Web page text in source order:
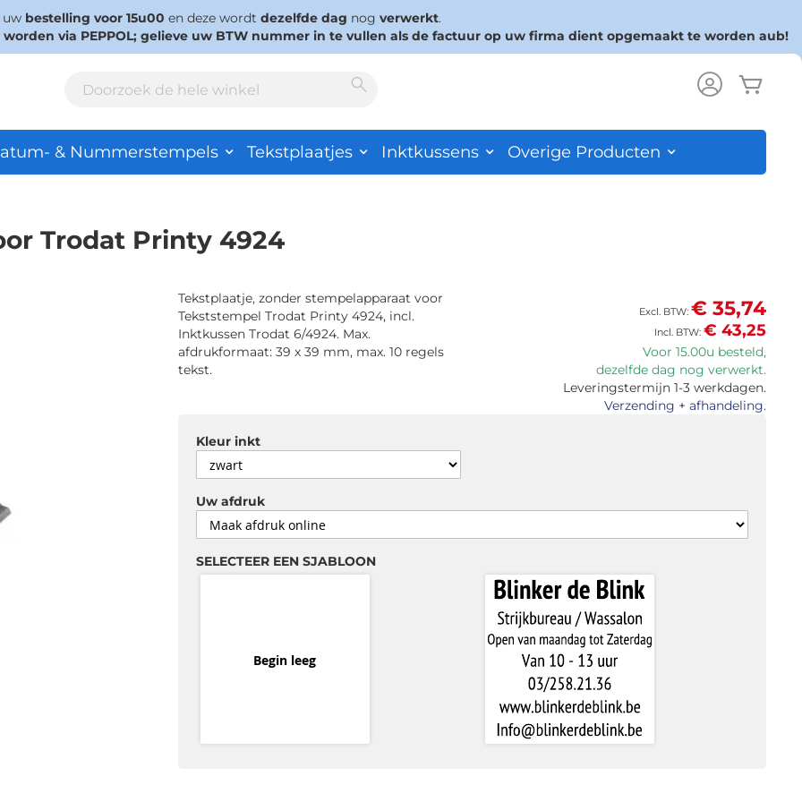
uw bestelling voor 15u00 en deze wordt dezelfde dag nog verwerkt.
via PEPPOL; gelieve uw BTW nummer in te vullen als de factuur op uw firma dient opgemaakt te worden aub!
& Nummerstempels Tekstplaatjes Inktkussens Overige Producten
Trodat Printy 4924
€ 43,25
€ 35,74
Voor 15.00u besteld,
dezelfde dag nog verwerkt.
Leveringstermijn 1-3 werkdagen.
Verzending + afhandeling.
Tekstplaatje, zonder stempelapparaat voor
Tekststempel Trodat Printy 4924, incl.
Inktkussen Trodat 6/4924. Max.
afdrukformaat: 39 x 39 mm, max. 10 regels
tekst.
Kleur inkt
Uw afdruk
SELECTEER EEN SJABLOON
Begin leeg